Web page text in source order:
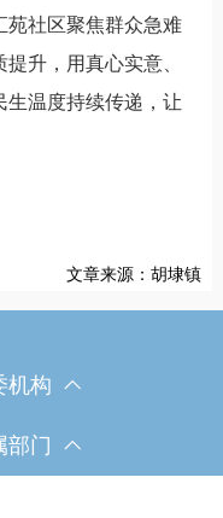
苑社区聚焦群众急难
升，用真心实意、
生温度持续传递，让
文章来源：胡埭镇
机构
部门